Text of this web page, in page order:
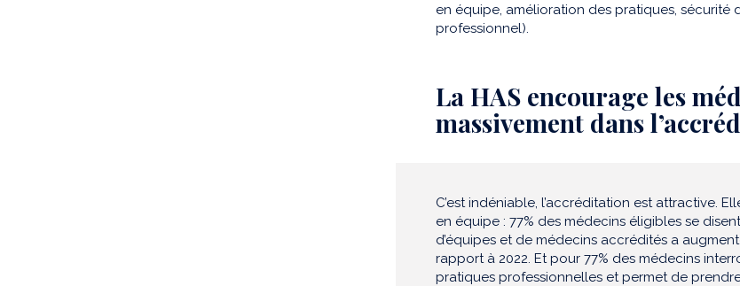
en équipe, amélioration des pratiques,
professionnel).
La HAS encourage les
massivement dans
C’est indéniable, l’accréditation est attractive.
en équipe : 77% des médecins éligibles se
d’équipes et de médecins accrédités a
rapport à 2022. Et pour 77% des médecins
pratiques professionnelles et permet de